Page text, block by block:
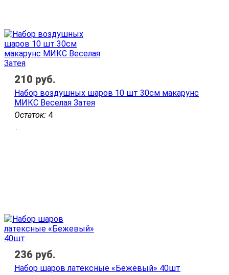
Остаток: 4
Набор воздушных шаров 10 шт 30см макарунс
МИКС Веселая Затея
..
210 руб.
Набор шаров латексные «Бежевый» 40шт
236 руб.